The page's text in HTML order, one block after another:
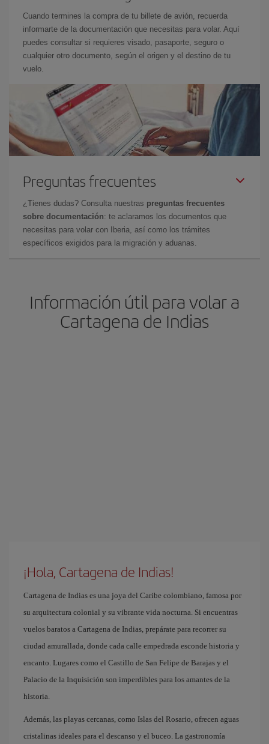
Cuando termines la compra de tu billete de avión, recuerda
informarte de la documentación que necesitas para volar. Aquí
puedes consultar si requieres visado, pasaporte, seguro o
cualquier otro documento, según el origen y el destino de tu
vuelo.
Preguntas frecuentes
¿Tienes dudas? Consulta nuestras preguntas frecuentes
sobre documentación: te aclaramos los documentos que
necesitas para volar con Iberia, así como los trámites
específicos exigidos para la migración y aduanas.
Información útil para volar a
Cartagena de Indias
¡Hola, Cartagena de Indias!
Cartagena de Indias es una joya del Caribe colombiano, famosa por
su arquitectura colonial y su vibrante vida nocturna. Si encuentras
vuelos baratos a Cartagena de Indias, prepárate para recorrer su
ciudad amurallada, donde cada calle empedrada esconde historia y
encanto. Lugares como el Castillo de San Felipe de Barajas y el
Palacio de la Inquisición son imperdibles para los amantes de la
historia.
Además, las playas cercanas, como Islas del Rosario, ofrecen aguas
cristalinas ideales para el descanso y el buceo. La gastronomía